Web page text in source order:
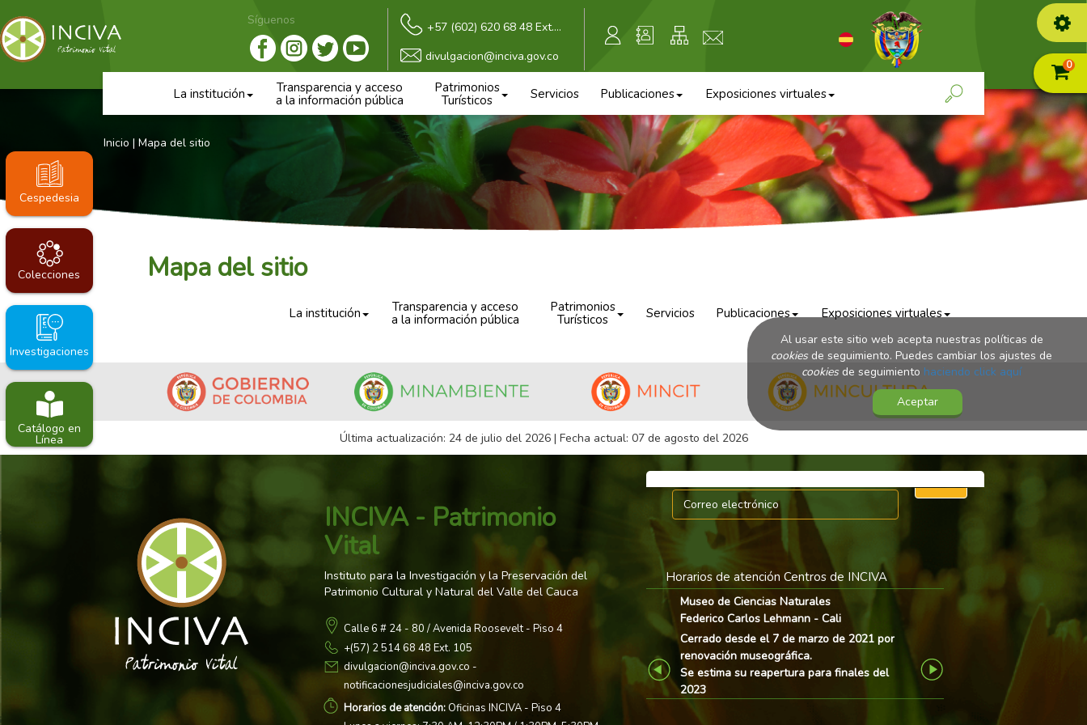
Investigaciones
Colecciones
Cespedesia
Catálogo en
Línea
Patrimonios
Turísticos
Servicios Publicaciones
Transparencia y acceso
a la información pública
La institución Exposiciones virtuales
Al usar este sitio web acepta nuestras políticas de
cookies de seguimiento. Puedes cambiar los ajustes de
cookiesde seguimiento haciendo click aquí
Aceptar
0
Síguenos
+57 (602) 620 68 48 Ext.118
divulgacion@inciva.gov.co
Inicio | Mapa del sitio
Mapa del sitio
Patrimonios
Turísticos
Servicios Publicaciones
Transparencia y acceso
a la información pública
La institución Exposiciones virtuales
Última actualización: 24 de julio del 2026 | Fecha actual: 07 de agosto del 2026
INCIVA - Patrimonio
Vital
Instituto para la Investigación y la Preservación del
Patrimonio Cultural y Natural del Valle del Cauca
Calle 6 # 24 - 80 / Avenida Roosevelt - Piso 4
+(57) 2 514 68 48 Ext. 105
divulgacion@inciva.gov.co -
notificacionesjudiciales@inciva.gov.co
Horarios de atención:Oficinas INCIVA - Piso 4
Horarios de atención Centros de INCIVA
Previous
Museo Arqueológico Calima
Lunes a viernes
Sábados, domingos y festivos
10:00 am - 5:00 pm Jornada continua
Valor de la entrada: Niños: $3.500 Adultos
Museo de Ciencias Naturales
Federico Carlos Lehmann - Cali
Cerrado desde el 7 de marzo de 2021 por
renovación museográfica.
Se estima su reapertura para finales del
2023
Lunes a domingo y
9:30 am - 4:30 pm
Valor de la
Adultos: $18.000
Adultos mayores:
Next